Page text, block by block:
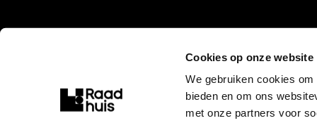
Cookies op onze website
We gebruiken cookies
bieden en om ons
met onze partners voor